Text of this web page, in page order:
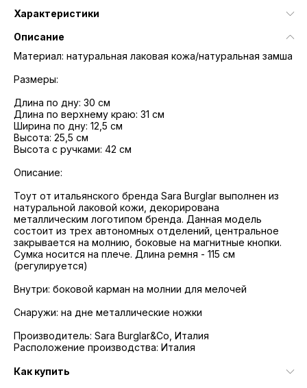
Характеристики
Описание
Материал: натуральная лаковая кожа/натуральная замша
Размеры:
Длина по дну: 30 см
Длина по верхнему краю: 31 см
Ширина по дну: 12,5 см
Высота: 25,5 см
Высота с ручками: 42 см
Описание:
Тоут от итальянского бренда Sara Burglar выполнен из
натуральной лаковой кожи, декорирована
металлическим логотипом бренда. Данная модель
состоит из трех автономных отделений, центральное
закрывается на молнию, боковые на магнитные кнопки.
Сумка носится на плече. Длина ремня - 115 см
(регулируется)
Внутри: боковой карман на молнии для мелочей
Снаружи: на дне металлические ножки
Производитель: Sara Burglar&Co, Италия
Расположение производства: Италия
Как купить